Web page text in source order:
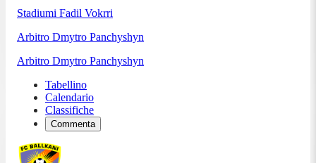
Stadiumi Fadil Vokrri
Arbitro Dmytro Panchyshyn
Arbitro Dmytro Panchyshyn
Tabellino
Calendario
Classifiche
Commenta